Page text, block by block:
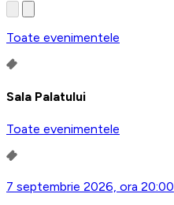
Toate evenimentele
Sala Palatului
Toate evenimentele
7 septembrie 2026, ora 20:00